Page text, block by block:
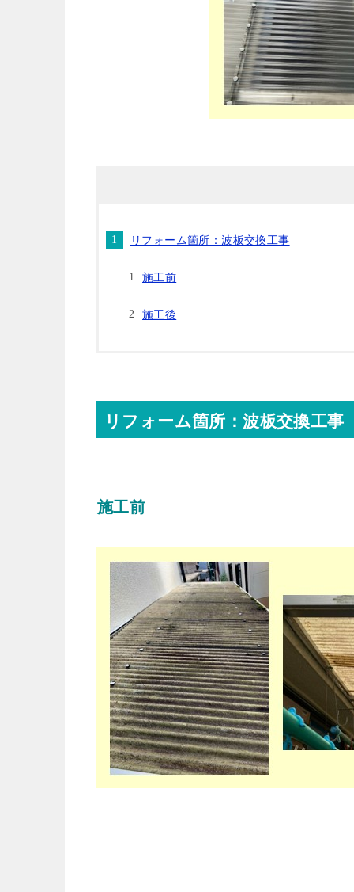
リフォーム箇所：波板交換工事
施工前
施工後
リフォーム箇所：波板交換工事
施工前